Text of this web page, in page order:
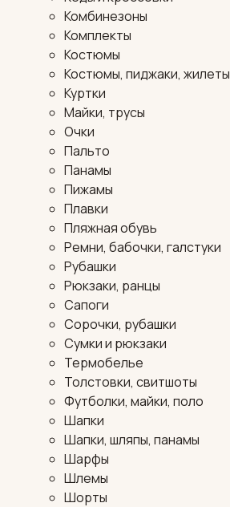
Комбинезоны
Комплекты
Костюмы
Костюмы, пиджаки, жилеты
Куртки
Майки, трусы
Очки
Пальто
Панамы
Пижамы
Плавки
Пляжная обувь
Ремни, бабочки, галстуки
Рубашки
Рюкзаки, ранцы
Сапоги
Сорочки, рубашки
Сумки и рюкзаки
Термобелье
Толстовки, свитшоты
Футболки, майки, поло
Шапки
Шапки, шляпы, панамы
Шарфы
Шлемы
Шорты